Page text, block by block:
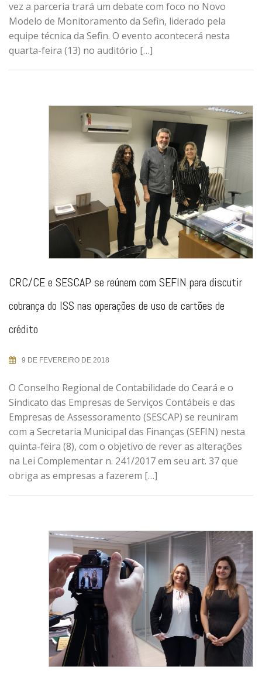
vez a parceria trará um debate com foco no Novo
Modelo de Monitoramento da Sefin, liderado pela
equipe técnica da Sefin. O evento acontecerá nesta
quarta-feira (13) no auditório […]
CRC/CE e SESCAP se reúnem com SEFIN para discutir
cobrança do ISS nas operações de uso de cartões de
crédito
9 DE FEVEREIRO DE 2018
O Conselho Regional de Contabilidade do Ceará e o
Sindicato das Empresas de Serviços Contábeis e das
Empresas de Assessoramento (SESCAP) se reuniram
com a Secretaria Municipal das Finanças (SEFIN) nesta
quinta-feira (8), com o objetivo de rever as alterações
na Lei Complementar n. 241/2017 em seu art. 37 que
obriga as empresas a fazerem […]